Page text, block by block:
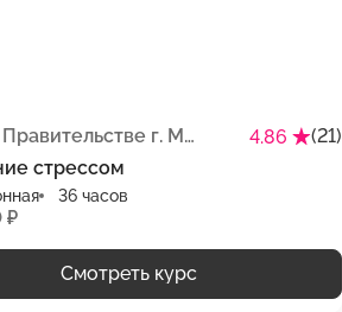
МАП при Правительстве г. Москвы 4.86
(21)
стрессом
36 часов
₽
Смотреть курс